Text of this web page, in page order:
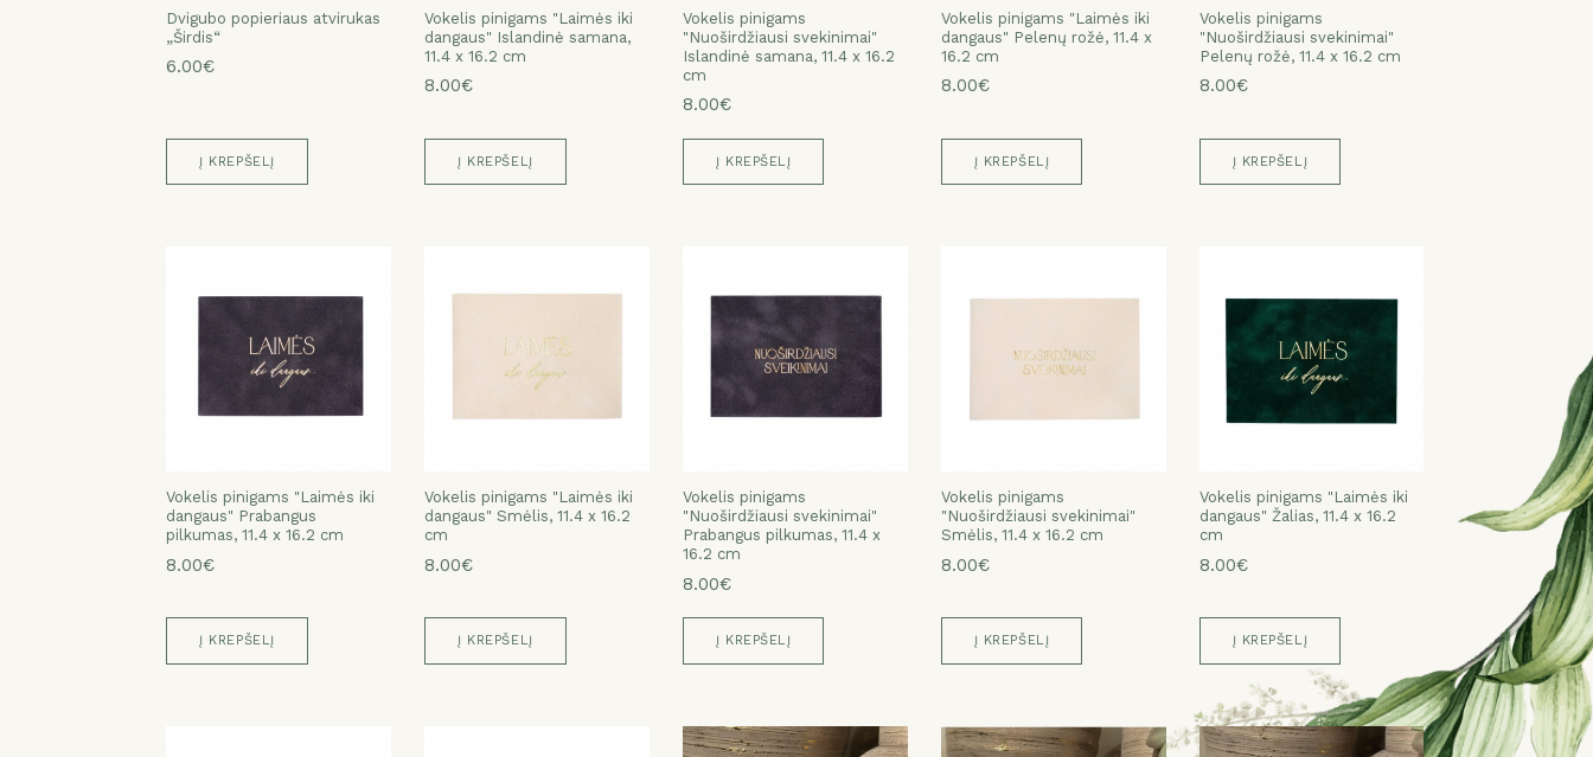
Dvigubo popieriaus atvirukas
„Širdis“
6.00€
Į KREPŠELĮ
Vokelis pinigams "Laimės iki
dangaus" Islandinė samana,
11.4 x 16.2 cm
8.00€
Į KREPŠELĮ
Vokelis pinigams
"Nuoširdžiausi svekinimai"
Islandinė samana, 11.4 x 16.2
cm
8.00€
Į KREPŠELĮ
Vokelis pinigams "Laimės iki
dangaus" Pelenų rožė, 11.4 x
16.2 cm
8.00€
Į KREPŠELĮ
Vokelis pinigams
"Nuoširdžiausi svekinimai"
Pelenų rožė, 11.4 x 16.2 cm
8.00€
Į KREPŠELĮ
Vokelis pinigams "Laimės iki
dangaus" Prabangus
pilkumas, 11.4 x 16.2 cm
8.00€
Į KREPŠELĮ
Vokelis pinigams "Laimės iki
dangaus" Smėlis, 11.4 x 16.2
cm
8.00€
Į KREPŠELĮ
Vokelis pinigams
"Nuoširdžiausi svekinimai"
Prabangus pilkumas, 11.4 x
16.2 cm
8.00€
Į KREPŠELĮ
Vokelis pinigams
"Nuoširdžiausi svekinimai"
Smėlis, 11.4 x 16.2 cm
8.00€
Į KREPŠELĮ
Vokelis pinigams "Laimės iki
dangaus" Žalias, 11.4 x 16.2
cm
8.00€
Į KREPŠELĮ